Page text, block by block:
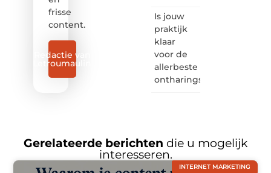
frisse
content.
Redactie van
Letroumaulin
Is jouw
praktijk
klaar
voor de
allerbeste
ontharingslaser?
Gerelateerde berichten die u mogelijk
interesseren.
INTERNET MARKETING